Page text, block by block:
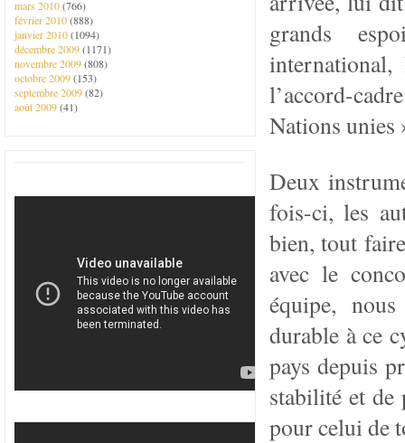
mars 2010(766)
février 2010(888)
janvier 2010(1094)
décembre 2009(1171)
novembre 2009(808)
octobre 2009(153)
septembre 2009(82)
août 2009(41)
grands
l’accord-
Nations unies
Deux
fois-ci, les
bien, tout
avec le
équipe,
durable à ce
pays depuis
stabilité et de
pour celui de